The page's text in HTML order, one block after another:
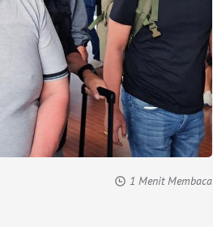
1 Menit Membaca